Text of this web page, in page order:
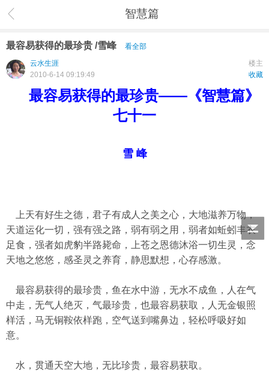
智慧篇
最容易获得的最珍贵 /雪峰
看全部
楼主
云水生涯
收藏
2010-6-14 09:19:49
最容易获得的最珍贵——《智慧篇》
七十一
雪 峰
上天有好生之德，君子有成人之美之心，大地滋养万物，
天道运化一切，强有强之路，弱有弱之用，弱者如蚯蚓丰衣
足食，强者如虎豹半路毙命，上苍之恩德沐浴一切生灵，念
天地之悠悠，感圣灵之养育，静思默想，心存感激。
最容易获得的最珍贵，鱼在水中游，无水不成鱼，人在气
中走，无气人绝灭，气最珍贵，也最容易获取，人无金银照
样活，马无铜鞍依样跑，空气送到嘴鼻边，轻松呼吸好如
意。
水，贯通天空大地，无比珍贵，最容易获取。